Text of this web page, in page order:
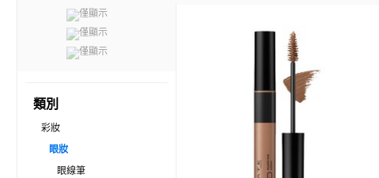
僅顯示
僅顯示
僅顯示
類別
彩妝
眼妝
眼線筆